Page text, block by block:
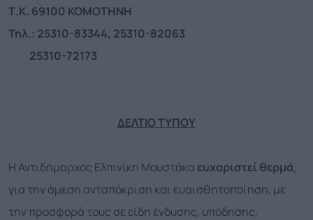
Τ.Κ. 69100 ΚΟΜΟΤΗΝΗ
Τηλ.: 25310-83344, 25310-82063
25310-72173
ΔΕΛΤΙΟ ΤΥΠΟΥ
Η Αντιδήμαρχος Eλπινίκη Μουστάκα ευχαριστεί θερμά,
για την άμεση ανταπόκριση και ευαισθητοποίηση, με
την προσφορά τους σε είδη ένδυσης, υπόδησης,